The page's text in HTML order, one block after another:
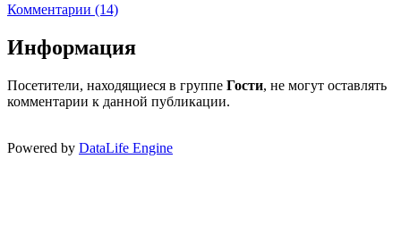
Комментарии (14)
Информация
Посетители, находящиеся в группе Гости, не могут оставлять
комментарии к данной публикации.
Powered by DataLife Engine